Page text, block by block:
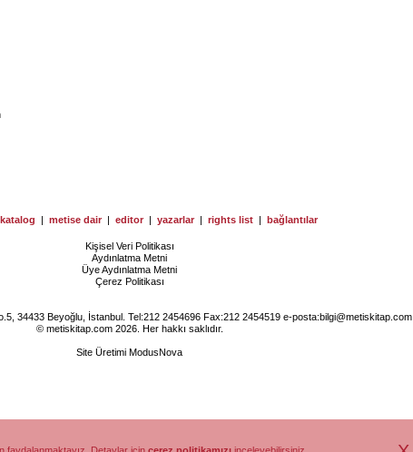
katalog | metise dair | editor | yazarlar | rights list | bağlantılar
Kişisel Veri Politikası
Aydınlatma Metni
Üye Aydınlatma Metni
Çerez Politikası
34433 Beyoğlu, İstanbul. Tel:212 2454696 Fax:212 2454519 e-posta:bilgi@metiskitap.com
© metiskitap.com 2026. Her hakkı saklıdır.
Site Üretimi ModusNova